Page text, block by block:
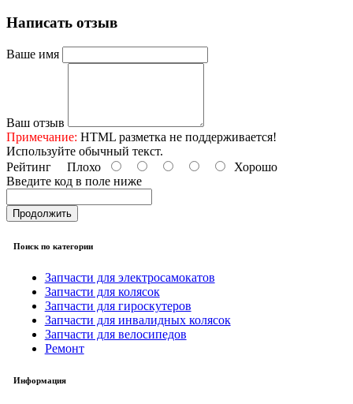
Написать отзыв
Ваше имя
Ваш отзыв
Примечание: HTML разметка не поддерживается!
Используйте обычный текст.
Рейтинг Плохо
Хорошо
Введите код в поле ниже
Продолжить
Поиск по категории
Запчасти для электросамокатов
Запчасти для колясок
Запчасти для гироскутеров
Запчасти для инвалидных колясок
Запчасти для велосипедов
Ремонт
Информация